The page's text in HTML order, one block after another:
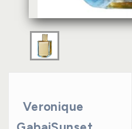
Veronique